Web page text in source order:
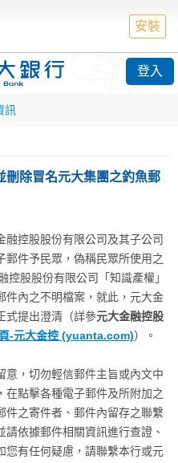
安裝
登入
訊
刪除冒名元大集團之釣魚郵
控股股份有限公司及其子公司
件予民眾，偽稱民眾所使用之
股股份有限公司「知識產權」
件內之不明檔案，就此，元大金
式提出澄清（詳參元大金融控股
-元大金控 (yuanta.com)）。
意，切勿輕信郵件主旨或內文中
點擊各種電子郵件及所附加之
件之寄件者、郵件內留存之聯繫
依據郵件相關資訊進行查證、
您有任何疑慮，請聯繫本行或元